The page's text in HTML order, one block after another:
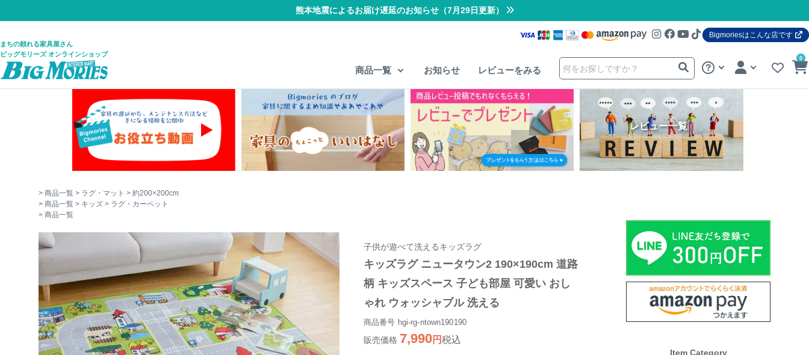
熊本地震によるお届け遅延のお知らせ（7月29日更新）
Bigmoriesはこんな店です
まちの頼れる家具屋さん
ビッグモリーズ オンラインショップ
商品一覧 お知らせ レビューをみる
0
レビュー一覧
商品一覧 ラグ・マット
約200×200cm
商品一覧
キッズ
ラグ・カーペット
商品一覧
子供が遊べて洗えるキッズラグ
キッズラグ ニュータウン2 190×190cm 道路
柄 キッズスペース 子ども部屋 可愛い おし
ゃれ ウォッシャブル 洗える
商品番号 hgi-rg-ntown190190
販売価格 7,990 税込
Item Category